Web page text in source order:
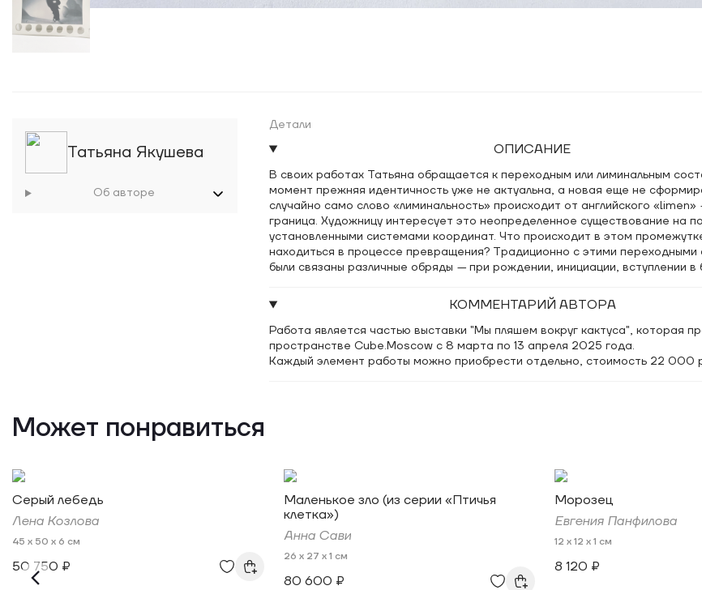
Татьяна Якушева
Об авторе
Детали
ОПИСАНИЕ
В своих работах Татьяна обращается к переходным или лиминальным
момент прежняя идентичность уже не актуальна, а новая еще не
случайно само слово «лиминальность» происходит от английского «limen»
граница. Художницу интересует это неопределенное существование на
установленными системами координат. Что происходит в этом
находиться в процессе превращения? Традиционно с этими переходными
были связаны различные обряды —при рождении, инициации, вступлении в
представал в новом качестве, и ритуалы способствовали этому
эта система не работает, и мы вынуждены сами справляться с
собственные обряды.
КОММЕНТАРИЙ АВТОРА
Работа является частью выставки "Мы пляшем вокруг кактуса", которая
пространстве Cube.Moscow c 8 марта по 13 апреля 2025 года.
Каждый элемент работы можно приобрести отдельно, стоимость 22 000
Может понравиться
Серый лебедь
Лена Козлова
45 x 50 x 6 см
50 750 ₽
Маленькое зло (из серии «Птичья
клетка»)
Анна Сави
26 x 27 x 1 см
80 600 ₽
Морозец
Евгения Панфилова
12 x 12 x 1 см
8 120 ₽